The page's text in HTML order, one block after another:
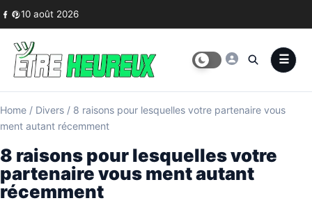
Skip to content
10 août 2026
Home / Divers / 8 raisons pour lesquelles votre partenaire vous
ment autant récemment
8 raisons pour lesquelles votre
partenaire vous ment autant
récemment